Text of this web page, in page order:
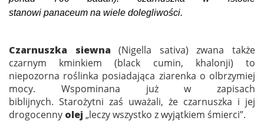
stanowi panaceum na wiele dolegliwości.
Czarnuszka siewna (Nigella sativa) zwana także
czarnym kminkiem (black cumin, khalonji) to
niepozorna roślinka posiadająca ziarenka o olbrzymiej
mocy. Wspominana już w zapisach
biblijnych. Starożytni zaś uważali, że czarnuszka i jej
drogocenny olej „leczy wszystko z wyjątkiem śmierci”.